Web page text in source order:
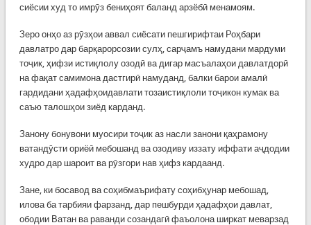
сиёсии худ то имрӯз бениҳоят баланд арзёбӣ менамоям.
Зеро онҳо аз рӯзҳои аввал сиёсати пешгирифтаи Роҳбари
давлатро дар барқарорсозии сулҳ, сарҷамъ намудани мардуми
тоҷик, ҳифзи истиқлолу озодӣ ва дигар масъалаҳои давлатдорӣ
на фақат самимона дастгирӣ намуданд, балки барои амалӣ
гардидани ҳадафҳоидавлати тозаистиқлоли тоҷикон кумак ва
саъю талошҳои зиёд карданд.
Занону бонувони муосири тоҷик аз насли занони қаҳрамону
ватандӯсти ориёӣ мебошанд ва озодиву иззату иффати аҷдодии
худро дар шароит ва рӯзгори нав ҳифз кардаанд.
Зане, ки босавод ва соҳибмаърифату соҳибҳунар мебошад,
илова ба тарбияи фарзанд, дар пешбурди ҳадафҳои давлат,
ободии Ватан ва раванди созандагӣ фаъолона ширкат меварзад